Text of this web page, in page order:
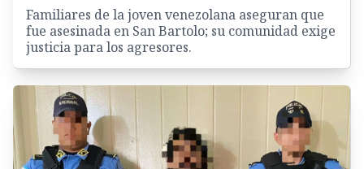
Familiares de la joven venezolana aseguran que
fue asesinada en San Bartolo; su comunidad exige
justicia para los agresores.